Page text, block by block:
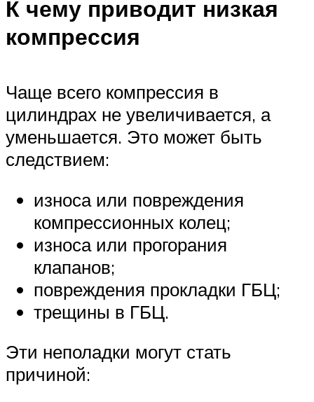
К чему приводит низкая
компрессия
Чаще всего компрессия в
цилиндрах не увеличивается, а
уменьшается. Это может быть
следствием:
износа или повреждения
компрессионных колец;
износа или прогорания
клапанов;
повреждения прокладки ГБЦ;
трещины в ГБЦ.
Эти неполадки могут стать
причиной: